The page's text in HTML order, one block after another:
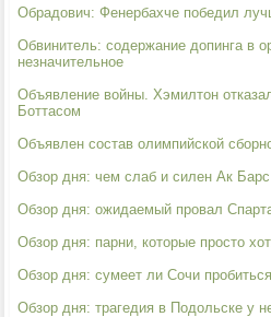
Обрадович: Фенербахче победил
Обвинитель: содержание допинга в
незначительное
Объявление войны. Хэмилтон
Боттасом
Объявлен состав олимпийской
Обзор дня: чем слаб и силен Ак Барс
Обзор дня: ожидаемый провал
Обзор дня: парни, которые просто
Обзор дня: сумеет ли Сочи
Обзор дня: трагедия в Подольске у